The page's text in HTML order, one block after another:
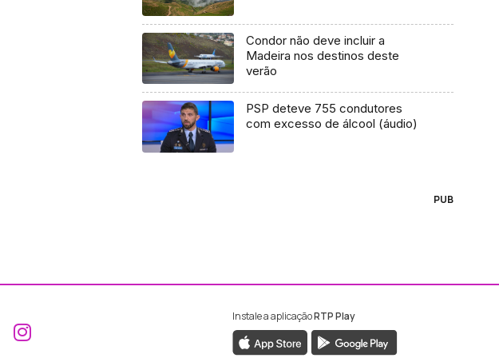
Condor não deve incluir a
Madeira nos destinos deste
verão
PSP deteve 755 condutores
com excesso de álcool (áudio)
PUB
Aceder ao Facebook da RTP Madeira
Aceder ao Instagram da RTP Madeira
Instale a aplicaçãoRTP Play